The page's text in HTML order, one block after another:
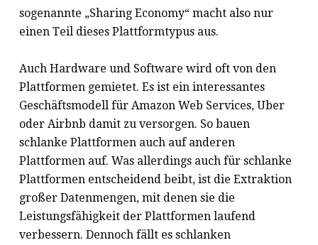
sogenannte „Sharing Economy“ macht also nur
einen Teil dieses Plattformtypus aus.
Auch Hardware und Software wird oft von den
Plattformen gemietet. Es ist ein interessantes
Geschäftsmodell für Amazon Web Services, Uber
oder Airbnb damit zu versorgen. So bauen
schlanke Plattformen auch auf anderen
Plattformen auf. Was allerdings auch für schlanke
Plattformen entscheidend beibt, ist die Extraktion
großer Datenmengen, mit denen sie die
Leistungsfähigkeit der Plattformen laufend
verbessern. Dennoch fällt es schlanken